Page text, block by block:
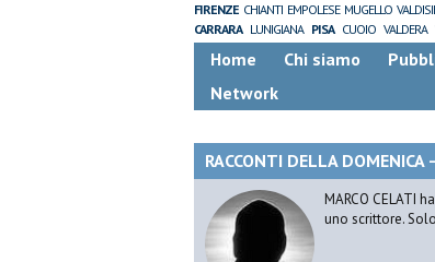
FIRENZE CHIANTI EMPOLESE MUGELLO
CARRARA LUNIGIANA PISA CUOIO VALDERA
Home Chi siamo
Network
RACCONTI DELLA
MARCO CELATI
uno scrittore.